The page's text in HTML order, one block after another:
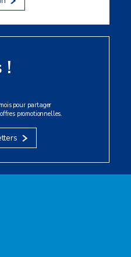
!
pour partager
promotionnelles.